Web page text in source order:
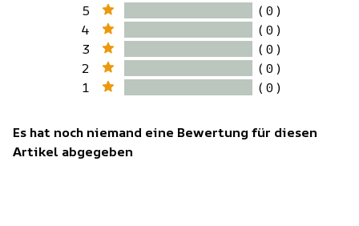
5
( 0 )
4
( 0 )
3
( 0 )
2
( 0 )
1
( 0 )
Es hat noch niemand eine Bewertung für diesen
Artikel abgegeben